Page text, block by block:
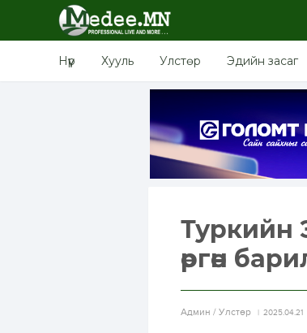
Нүүр Хууль Улстөр Эдийн засаг
Туркийн
өргөн
Aдмин / Улстөр 2025.04.21